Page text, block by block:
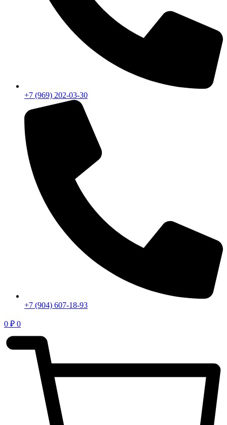
+7 (969) 202-03-30
+7 (904) 607-18-93
0 ₽ 0